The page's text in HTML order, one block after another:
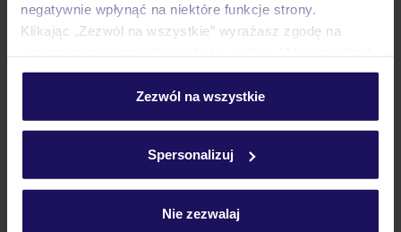
negatywnie wpłynąć na niektóre funkcje strony.
Klikając „Zezwól na wszystkie” wyrażasz zgodę na
personalizować swój wybór wchodząc w zakładkę
Szczegółowe informacje o plikach cookie znajdziesz
Zezwól na wszystkie
Spersonalizuj
Nie zezwalaj
Wyżywienie
Ważne informacje